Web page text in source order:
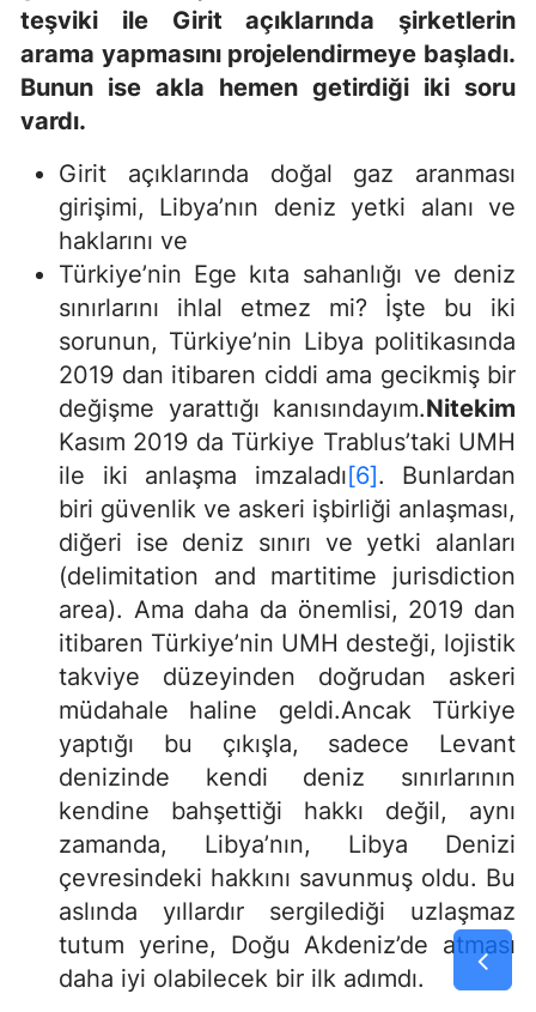
teşviki ile Girit açıklarında şirketlerin
arama yapmasını projelendirmeye başladı.
Bunun ise akla hemen getirdiği iki soru
vardı.
Girit açıklarında doğal gaz aranması
girişimi, Libya’nın deniz yetki alanı ve
haklarını ve
Türkiye’nin Ege kıta sahanlığı ve deniz
sınırlarını ihlal etmez mi? İşte bu iki
sorunun, Türkiye’nin Libya politikasında
2019 dan itibaren ciddi ama gecikmiş bir
değişme yarattığı kanısındayım.Nitekim
Kasım 2019 da Türkiye Trablus’taki UMH
ile iki anlaşma imzaladı[6]. Bunlardan
biri güvenlik ve askeri işbirliği anlaşması,
diğeri ise deniz sınırı ve yetki alanları
(delimitation and martitime jurisdiction
area). Ama daha da önemlisi, 2019 dan
itibaren Türkiye’nin UMH desteği, lojistik
takviye düzeyinden doğrudan askeri
müdahale haline geldi.Ancak Türkiye
yaptığı bu çıkışla, sadece Levant
denizinde kendi deniz sınırlarının
kendine bahşettiği hakkı değil, aynı
zamanda, Libya’nın, Libya Denizi
çevresindeki hakkını savunmuş oldu. Bu
aslında yıllardır sergilediği uzlaşmaz
tutum yerine, Doğu Akdeniz’de atması
daha iyi olabilecek bir ilk adımdı.